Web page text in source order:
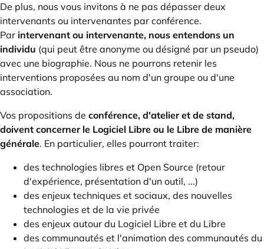
De plus, nous vous invitons à ne pas dépasser deux
intervenants ou intervenantes par conférence.
Par intervenant ou intervenante, nous entendons un
individu (qui peut être anonyme ou désigné par un pseudo)
avec une biographie. Nous ne pourrons retenir les
interventions proposées au nom d'un groupe ou d'une
association.
Vos propositions de conférence, d'atelier et de stand,
doivent concerner le Logiciel Libre ou le Libre de manière
générale. En particulier, elles pourront traiter:
des technologies libres et Open Source (retour
d'expérience, présentation d'un outil, ...)
des enjeux techniques et sociaux, des nouvelles
technologies et de la vie privée
des enjeux autour du Logiciel Libre et du Libre
des communautés et l'animation des communautés du